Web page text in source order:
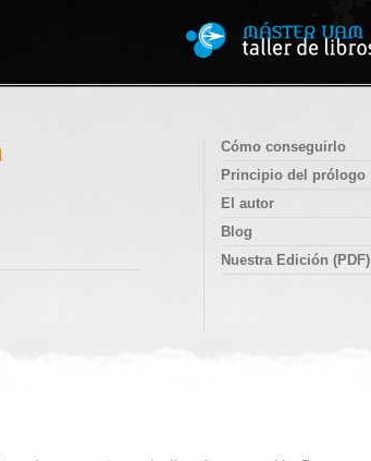
Cómo conseguirlo
Principio del prólogo
El autor
Blog
Nuestra Edición (PDF)